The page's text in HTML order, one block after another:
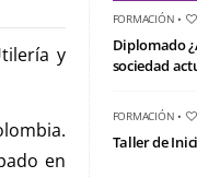
y
en
FORMACIÓN •
Diplomado
sociedad
FORMACIÓN •
Taller de